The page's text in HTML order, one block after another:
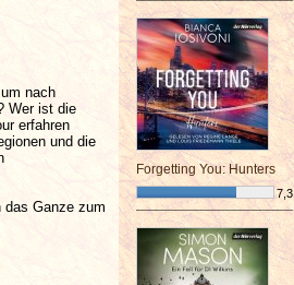
nach
Wer ist die
erfahren
und die
Ganze zum
¯¯¯¯¯¯¯¯¯¯¯¯¯¯¯¯¯¯¯¯¯¯¯¯
Forgetting You: Hunters
7,3
¯¯¯¯¯¯¯¯¯¯¯¯¯¯¯¯¯¯¯¯¯¯¯¯